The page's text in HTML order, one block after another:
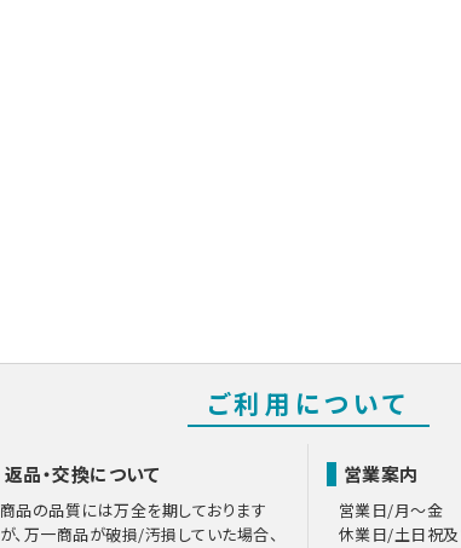
ご利用について
返品・交換について
商品の品質には万全を期しております
が、万一商品が破損/汚損していた場合、
営業案内
営業日/月～金
休業日/土日祝